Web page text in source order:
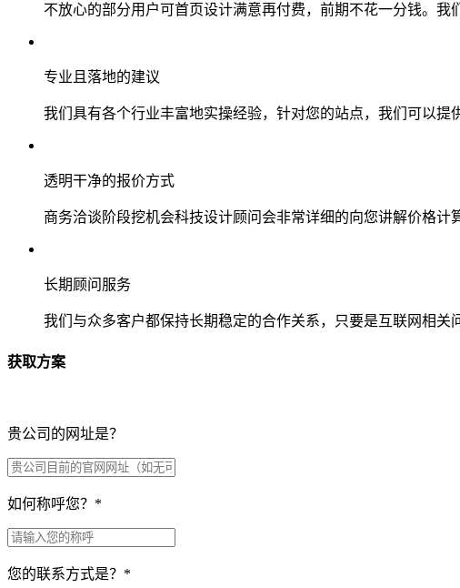
不放心的部分用户可首页设计满意再付费，前期不花一分钱。我
专业且落地的建议
我们具有各个行业丰富地实操经验，针对您的站点，我们可以
透明干净的报价方式
商务洽谈阶段挖机会科技设计顾问会非常详细的向您讲解价格
长期顾问服务
我们与众多客户都保持长期稳定的合作关系，只要是互联网相
获取方案
贵公司的网址是？
如何称呼您？ *
您的联系方式是？ *